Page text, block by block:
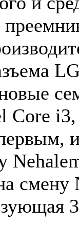
Core
смену